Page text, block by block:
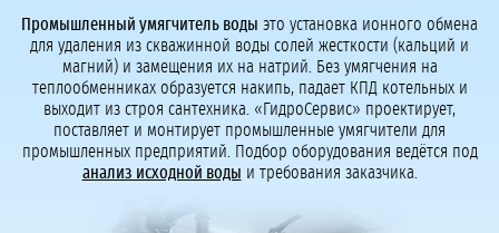
Промышленный умягчитель воды это установка ионного обмена
для удаления из скважинной воды солей жесткости (кальций и
магний) и замещения их на натрий. Без умягчения на
теплообменниках образуется накипь, падает КПД котельных и
выходит из строя сантехника. «ГидроСервис» проектирует,
поставляет и монтирует промышленные умягчители для
промышленных предприятий. Подбор оборудования ведётся под
анализ исходной воды и требования заказчика.